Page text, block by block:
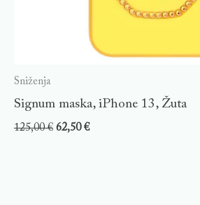
Sniženja
Signum maska, iPhone 13, Žuta
125,00€ 62,50€